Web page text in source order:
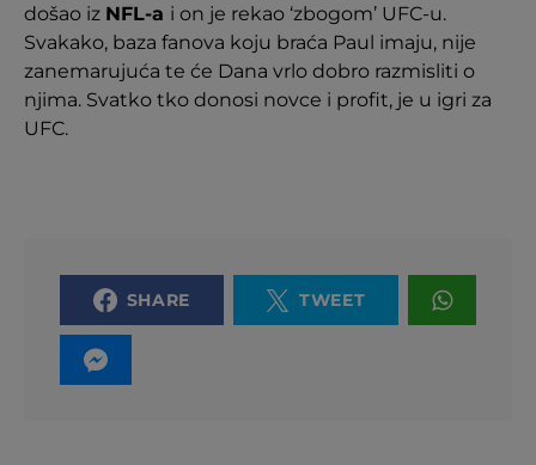
došao iz NFL-a i on je rekao ‘zbogom’ UFC-u.
Svakako, baza fanova koju braća Paul imaju, nije
zanemarujuća te će Dana vrlo dobro razmisliti o
njima. Svatko tko donosi novce i profit, je u igri za
UFC.
SHARE TWEET